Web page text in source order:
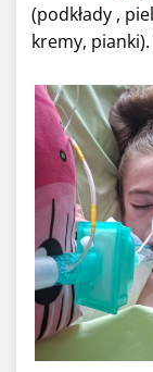
(podkłady ,
kremy,